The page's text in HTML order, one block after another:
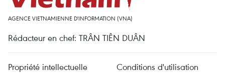
AGENCE VIETNAMIENNE D'INFORMATION (VNA)
Rédacteur en chef: TRÂN TIÊN DUÂN
Propriété intellectuelle Conditions d'utilisation